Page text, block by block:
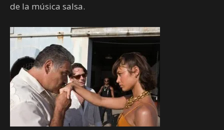
de la música salsa.